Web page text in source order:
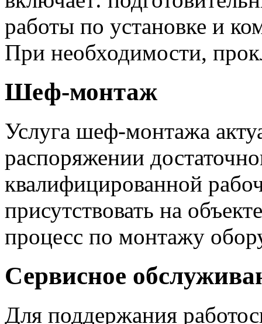
работы по установке и
При необходимости,
Шеф-монтаж
Услуга шеф-монтажа
распоряжении
квалифицированной
присутствовать на
процесс по монтажу
Сервисное
Для поддержания